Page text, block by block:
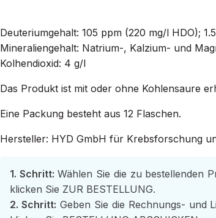
Deuteriumgehalt: 105 ppm (220 mg/l HDO);
Mineraliengehalt: Natrium-, Kalzium- und
Kolhendioxid: 4 g/l
Das Produkt ist mit oder ohne Kohlensaure
Eine Packung besteht aus 12 Flaschen.
Hersteller: HYD GmbH für Krebsforschung
1. Schritt: Wählen Sie die zu bestellenden
klicken Sie ZUR BESTELLUNG.
2. Schritt: Geben Sie die Rechnungs- und